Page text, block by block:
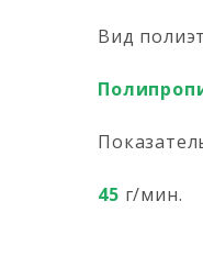
Вид
45 г/мин.